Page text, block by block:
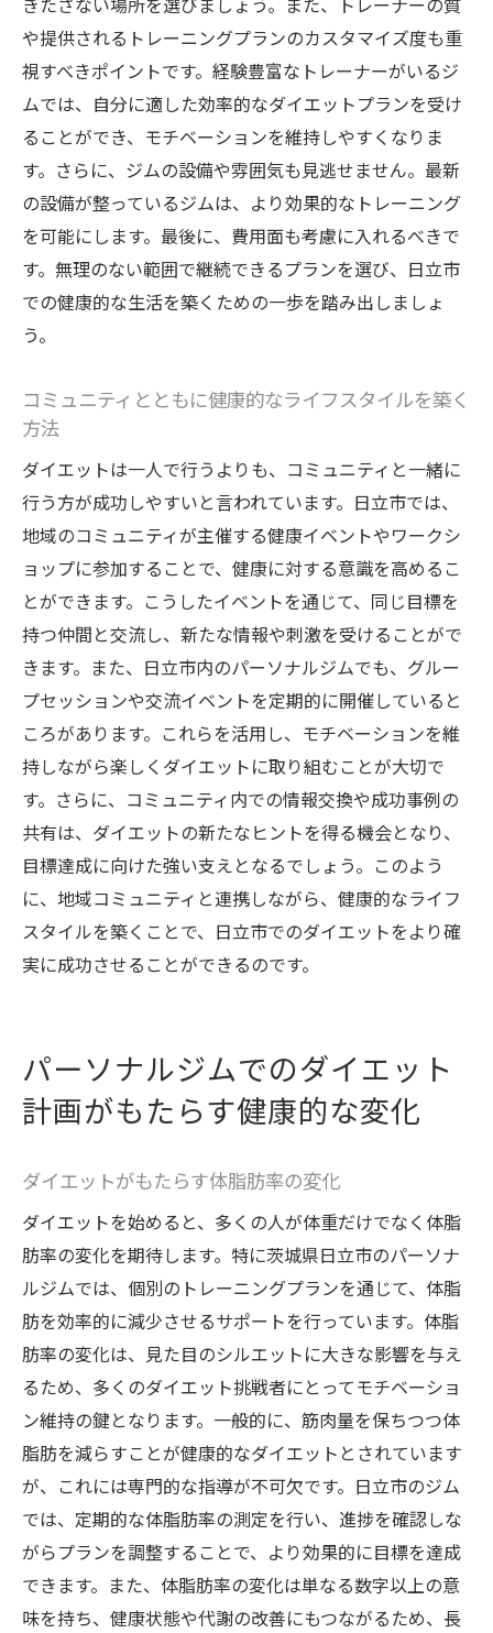
ライフスタイルに合わせた目標設定
日立市のジムでの成功体験の共有
日立市で健康的にダイエットを続けるためのジ
ムの選び方
長く通えるジムの条件とは
設備の充実度とその重要性
トレーナーの経験と資格の確認
立地と通いやすさがもたらす効果
プログラムの多様性と柔軟性
や提供されるトレーニングプランのカスタマイズ度も重
視すべきポイントです。経験豊富なトレーナーがいるジ
ムでは、自分に適した効率的なダイエットプランを受け
ることができ、モチベーションを維持しやすくなりま
す。さらに、ジムの設備や雰囲気も見逃せません。最新
の設備が整っているジムは、より効果的なトレーニング
を可能にします。最後に、費用面も考慮に入れるべきで
す。無理のない範囲で継続できるプランを選び、日立市
での健康的な生活を築くための一歩を踏み出しましょ
う。
コミュニティとともに健康的なライフスタイルを築く
方法
ダイエットは一人で行うよりも、コミュニティと一緒に
行う方が成功しやすいと言われています。日立市では、
地域のコミュニティが主催する健康イベントやワークシ
ョップに参加することで、健康に対する意識を高めるこ
とができます。こうしたイベントを通じて、同じ目標を
持つ仲間と交流し、新たな情報や刺激を受けることがで
きます。また、日立市内のパーソナルジムでも、グルー
プセッションや交流イベントを定期的に開催していると
ころがあります。これらを活用し、モチベーションを維
持しながら楽しくダイエットに取り組むことが大切で
す。さらに、コミュニティ内での情報交換や成功事例の
共有は、ダイエットの新たなヒントを得る機会となり、
目標達成に向けた強い支えとなるでしょう。このよう
に、地域コミュニティと連携しながら、健康的なライフ
スタイルを築くことで、日立市でのダイエットをより確
実に成功させることができるのです。
パーソナルジムでのダイエット
計画がもたらす健康的な変化
ダイエットがもたらす体脂肪率の変化
ダイエットを始めると、多くの人が体重だけでなく体脂
肪率の変化を期待します。特に茨城県日立市のパーソナ
ルジムでは、個別のトレーニングプランを通じて、体脂
肪を効率的に減少させるサポートを行っています。体脂
肪率の変化は、見た目のシルエットに大きな影響を与え
るため、多くのダイエット挑戦者にとってモチベーショ
ン維持の鍵となります。一般的に、筋肉量を保ちつつ体
脂肪を減らすことが健康的なダイエットとされています
が、これには専門的な指導が不可欠です。日立市のジム
では、定期的な体脂肪率の測定を行い、進捗を確認しな
がらプランを調整することで、より効果的に目標を達成
できます。また、体脂肪率の変化は単なる数字以上の意
味を持ち、健康状態や代謝の改善にもつながるため、長